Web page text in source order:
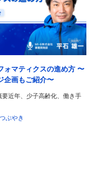
ォマティクスの進め方 〜
企画もご紹介〜
近年、少子高齢化、働き手
ぶやき